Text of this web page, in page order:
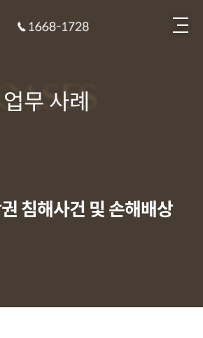
CASES
업무 사례
침해사건 및 손해배상